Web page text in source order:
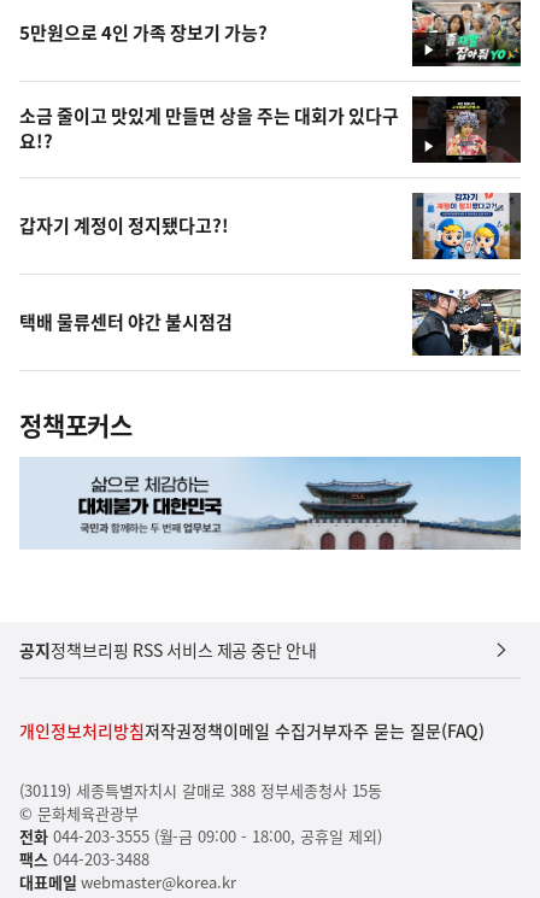
영
상
5만원으로 4인 가족 장보기 가능?
영
상
소금 줄이고 맛있게 만들면 상을 주는 대회가 있다구
요!?
갑자기 계정이 정지됐다고?!
택배 물류센터 야간 불시점검
정책포커스
공지정책브리핑 RSS 서비스 제공 중단 안내
개인정보처리방침저작권정책이메일 수집거부자주 묻는 질문(FAQ)
(30119) 세종특별자치시 갈매로 388 정부세종청사 15동
© 문화체육관광부
전화044-203-3555 (월-금 09:00 - 18:00, 공휴일 제외)
팩스044-203-3488
대표메일 webmaster@korea.kr